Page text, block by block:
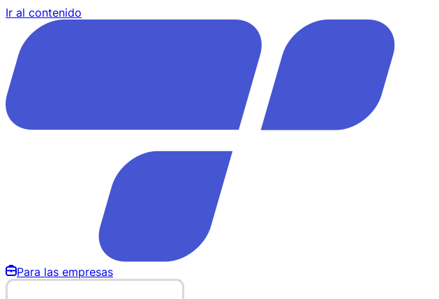
Ir al contenido
Para las empresas